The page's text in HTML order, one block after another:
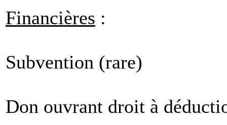
Financières :
Subvention (rare)
Don ouvrant droit à